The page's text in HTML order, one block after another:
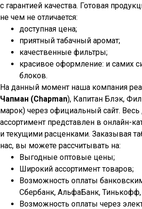
с гарантией качества. Готовая
не чем не отличается:
доступная цена;
приятный табачный аромат;
качественные фильтры;
красивое оформление: и самих
блоков.
На данный момент наша компания
Чапман (Chapman), Капитан Блэк,
марок) через официальный сайт.
ассортимент представлен в онлайн-
и текущими расценками. Заказывая
нас, вы можете рассчитывать на:
Выгодные оптовые цены;
Широкий ассортимент товаров;
Возможность оплаты
Сбербанк, АльфаБанк, Тинькофф,
Возможность оплаты через